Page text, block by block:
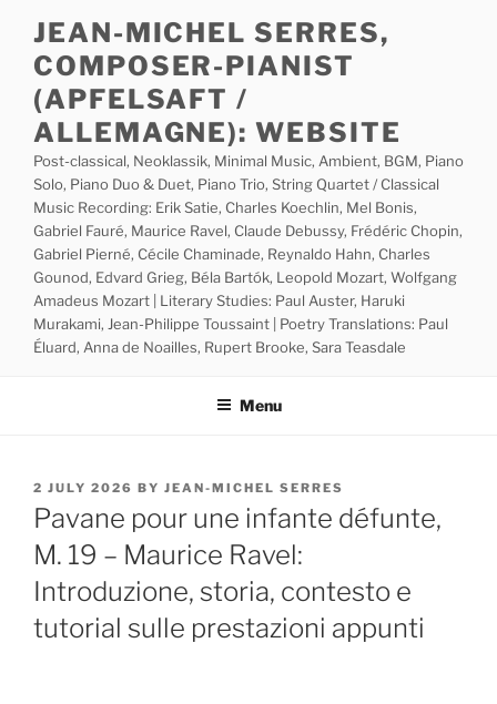
content
JEAN-MICHEL SERRES,
COMPOSER-PIANIST
(APFELSAFT /
ALLEMAGNE): WEBSITE
Post-classical, Neoklassik, Minimal Music, Ambient, BGM, Piano
Solo, Piano Duo & Duet, Piano Trio, String Quartet / Classical
Music Recording: Erik Satie, Charles Koechlin, Mel Bonis,
Gabriel Fauré, Maurice Ravel, Claude Debussy, Frédéric Chopin,
Gabriel Pierné, Cécile Chaminade, Reynaldo Hahn, Charles
Gounod, Edvard Grieg, Béla Bartók, Leopold Mozart, Wolfgang
Amadeus Mozart | Literary Studies: Paul Auster, Haruki
Murakami, Jean-Philippe Toussaint | Poetry Translations: Paul
Éluard, Anna de Noailles, Rupert Brooke, Sara Teasdale
Menu
POSTED
ON
2 JULY 2026 BY JEAN-MICHEL SERRES
Pavane pour une infante défunte,
M. 19 – Maurice Ravel:
Introduzione, storia, contesto e
tutorial sulle prestazioni appunti